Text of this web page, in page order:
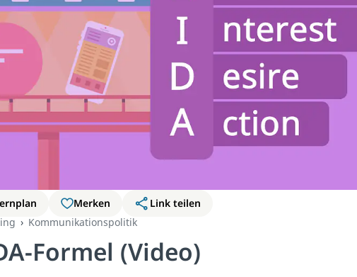
Merken
Link teilen
Kommunikationspolitik
Formel (Video)